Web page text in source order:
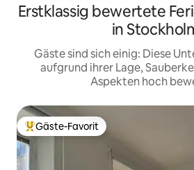
Erstklassig bewertete
in
Gäste sind sich einig: Diese
aufgrund ihrer Lage,
Aspekten hoch
Beliebter Gäste-Favorit.
Gäste-Favorit